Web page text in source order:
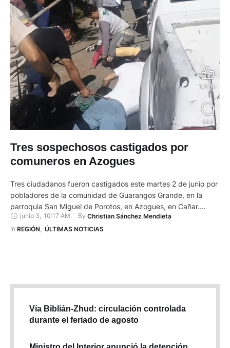
Tres sospechosos castigados por
comuneros en Azogues
Tres ciudadanos fueron castigados este martes 2 de junio por
pobladores de la comunidad de Guarangos Grande, en la
parroquia San Miguel de Porotos, en Azogues, en Cañar.
Algunos habitantes los acusaron de robar animales, mientras
que otros los responsabilizaron de ingresar a viviendas y
junio 3, 10:17 AM By Christian Sánchez Mendieta
In REGIÓN ÚLTIMAS NOTICIAS
Vía Biblián-Zhud: circulación controlada
durante el feriado de agosto